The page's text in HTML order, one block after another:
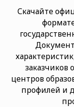
Скачайте
заказчиков
центров
профилей и